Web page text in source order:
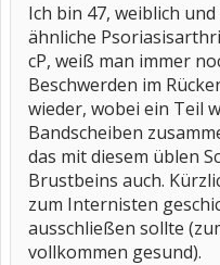
Ich bin 47, weiblich
ähnliche
cP, weiß man immer
Beschwerden im
wieder, wobei ein Teil
Bandscheiben
das mit diesem üblen
Brustbeins auch.
zum Internisten
ausschließen sollte
vollkommen gesund).